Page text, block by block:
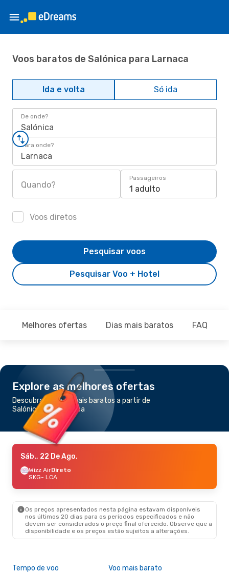
Voos baratos de Salónica para Larnaca
Ida e volta Só ida
De onde?
Salónica
Para onde?
Larnaca
Quando?
Passageiros
1 adulto
Voos diretos
Pesquisar Voo + Hotel
Pesquisar voos
Melhores ofertas Dias mais baratos FAQ
Explore as melhores ofertas
Descubra os voos mais baratos a partir de
Salónica para Larnaca
Sáb., 22 De Ago.
Wizz AirDireto
SKG- LCA
Os preços apresentados nesta página estavam disponíveis
nos últimos 20 dias para os períodos especificados e não
devem ser considerados o preço final oferecido. Observe que a
disponibilidade e os preços estão sujeitos a alterações.
Tempo de voo Voo mais barato